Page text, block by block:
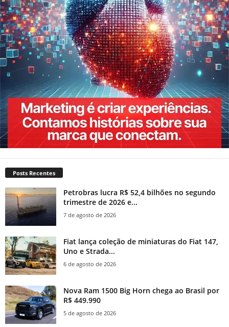
Posts Recentes
Petrobras lucra R$ 52,4 bilhões no segundo
trimestre de 2026 e...
7 de agosto de 2026
Fiat lança coleção de miniaturas do Fiat 147,
Uno e Strada...
6 de agosto de 2026
Nova Ram 1500 Big Horn chega ao Brasil por
R$ 449.990
5 de agosto de 2026